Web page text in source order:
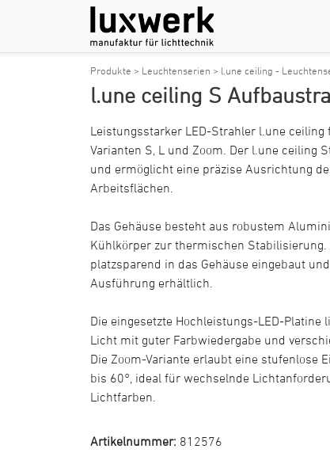
Produkte > Leuchtenserien > l.une ceiling -
l.une ceiling S
Leistungsstarker LED-Strahler l.une
Varianten S, L und Zoom. Der l.une ceiling
und ermöglicht eine präzise Ausrichtung
Arbeitsflächen.
Das Gehäuse besteht aus robustem
Kühlkörper zur thermischen
platzsparend in das Gehäuse eingebaut
Ausführung erhältlich.
Die eingesetzte Hochleistungs-LED-
Licht mit guter Farbwiedergabe und
Die Zoom-Variante erlaubt eine stufenlose
bis 60°, ideal für wechselnde
Lichtfarben.
Artikelnummer: 812576